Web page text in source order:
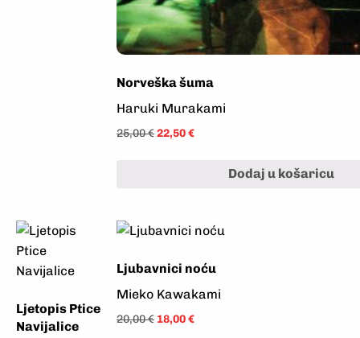
Norveška šuma
Haruki Murakami
25,00€22,50€
Dodaj u košaricu
Ljetopis Ptice
Navijalice
Ljubavnici noću
Mieko Kawakami
20,00€ 18,00€